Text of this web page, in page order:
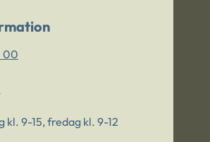
00
kl. 9-15, fredag kl. 9-12